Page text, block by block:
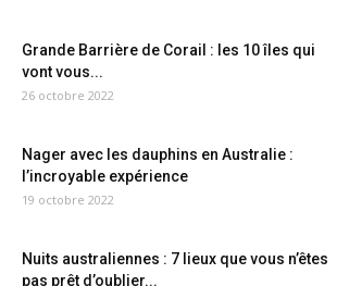
Grande Barrière de Corail : les 10 îles qui
vont vous...
26 octobre 2022
Nager avec les dauphins en Australie :
l’incroyable expérience
19 octobre 2022
Nuits australiennes : 7 lieux que vous n’êtes
pas prêt d’oublier...